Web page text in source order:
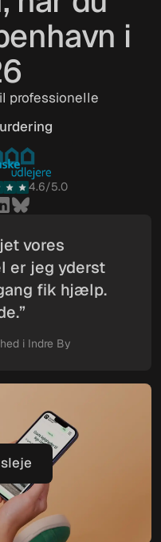
i
professionelle
4.6/5.0
vores
er jeg yderst
fik hjælp.
i Indre By